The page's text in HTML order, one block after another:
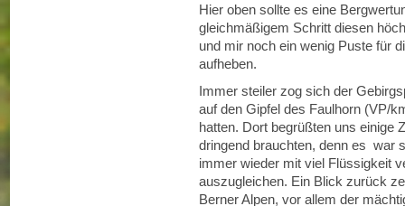
Hier oben sollte es eine
gleichmäßigem Schritt diesen
und mir noch ein wenig Puste für
aufheben.
Immer steiler zog sich der
auf den Gipfel des Faulhorn (VP/
hatten. Dort begrüßten uns einige
dringend brauchten, denn es war
immer wieder mit viel Flüssigkeit
auszugleichen. Ein Blick zurück
Berner Alpen, vor allem der